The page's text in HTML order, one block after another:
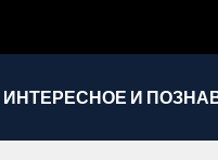
ИНТЕРЕСНОЕ И